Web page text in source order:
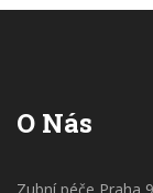
O Nás